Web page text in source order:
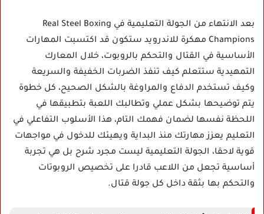
بعد الانتهاء من الجولة التعليمية في Real Steel Boxing
Champions مهكرة للاندرويد ستكون قد اكتسبت المهارات
الأساسية في القتال والتحكم بالروبوت، خلال المعارك
التمهيدية ستتعلم كيف تنفذ الضربات الخفيفة والسريعة
وكيف تستخدم الدفاع والمراوغة بالشكل الصحيح، كل خطوة
يتم توضيحها بشكل عملي وتطالبك اللعبة بتطبيقها في
اللحظة نفسها لضمان فهمك التام، هذا الأسلوب التفاعلي في
التعليم يعزز مهارتك منذ البداية ويهيئك للدخول في مواجهات
قوية لاحقا، الجولة التعليمية ليست مجرد شرح بل هي تجربة
أساسية تجعل من اللاعب قادرا على تخصيص الروبوتات
والتحكم بها بثقة داخل كل جولة قتال.